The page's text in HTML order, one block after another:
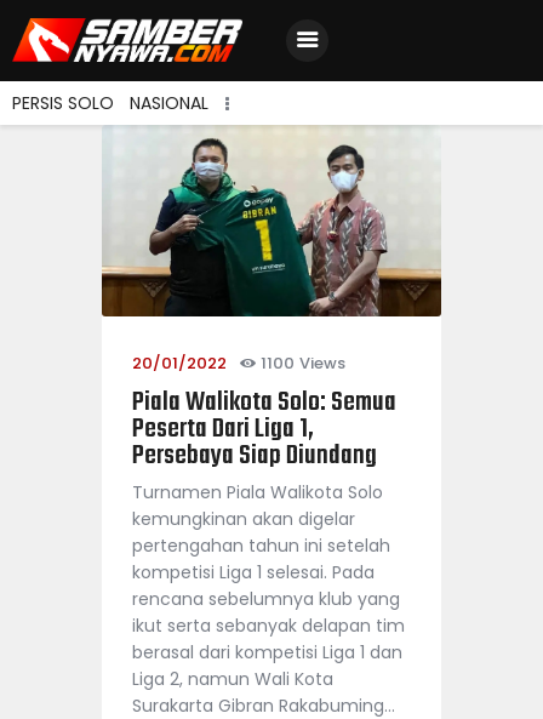
PERSIS SOLO NASIONAL
Berita Terbaru
Jadwal & Hasil
Klasemen
20/01/2022 1100 Views
Piala Walikota Solo: Semua
Peserta Dari Liga 1,
Persebaya Siap Diundang
Turnamen Piala Walikota Solo
kemungkinan akan digelar
pertengahan tahun ini setelah
kompetisi Liga 1 selesai. Pada
rencana sebelumnya klub yang
ikut serta sebanyak delapan tim
berasal dari kompetisi Liga 1 dan
Liga 2, namun Wali Kota
Surakarta Gibran Rakabuming…